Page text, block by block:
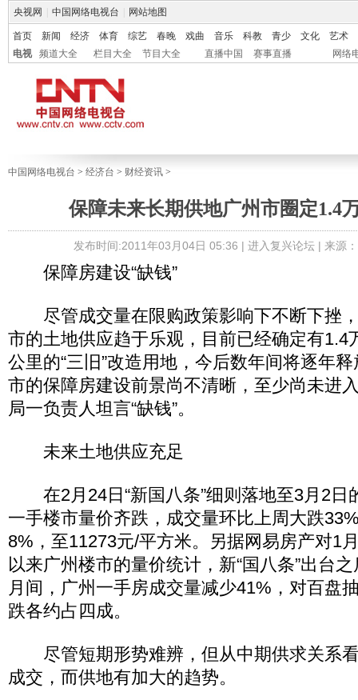
央视网 中国网络电视台 网站地图
首页 新闻 经济 体育 综艺 春晚 戏曲 音乐 科教 青少 文化
艺术
电视
频道大全 栏目大全 节目大全 直播中国 赛事直播 网络
中国网络电视台 > 经济台 > 财经资讯 >
保障未来长期供地广州市圈定1.4
发布时间:2011年03月04日 05:36 | 进入复兴论坛 | 来源
保障房建设“缺钱”
尽管成交量在限购政策影响下不断下挫
市的土地供应趋于乐观，目前已经确定有1.4
公里的“三旧”改造用地，今后数年间将逐年
市的保障房建设前景尚不清晰，至少尚未进
局一负责人坦言“缺钱”。
未来土地供应充足
在2月24日“新国八条”细则落地至3月2日
一手楼市量价齐跌，成交量环比上周大跌
8%，至11273元/平方米。另据网易房产对1
以来广州楼市的量价统计，新“国八条”出台
月间，广州一手房成交量减少41%，对百盘
跌各约占四成。
尽管短期形势难辨，但从中期供求关系
成交，而供地有加大的趋势。